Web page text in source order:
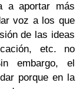
a aportar más
voz a los que
de las ideas
etc. no
embargo, el
porque en la